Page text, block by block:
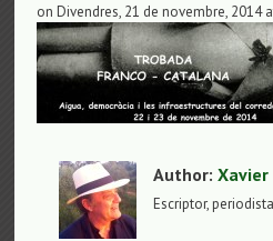
on Divendres, 21 de novembre, 2014
Author:Xavier
Escriptor,